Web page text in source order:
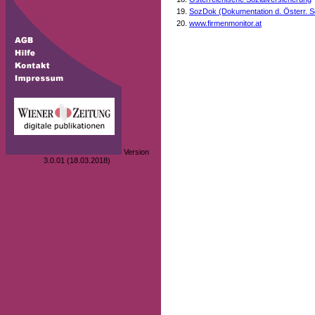
Version
3.0.01 (18.03.2018)
SozDok (Dokumentation d. Österr.
www.firmenmonitor.at